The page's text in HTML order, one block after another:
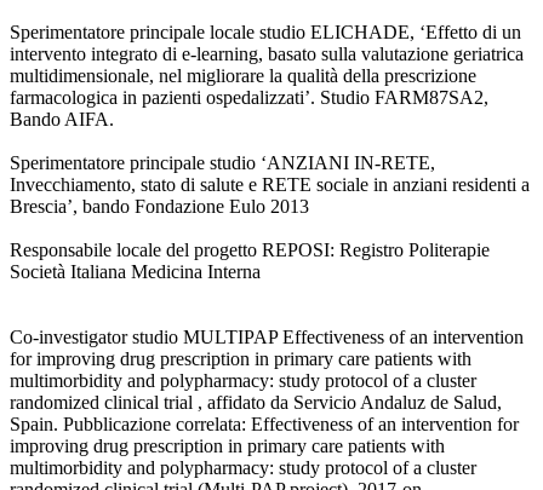
Sperimentatore principale locale studio ELICHADE, ‘Effetto di un
intervento integrato di e-learning, basato sulla valutazione geriatrica
multidimensionale, nel migliorare la qualità della prescrizione
farmacologica in pazienti ospedalizzati’. Studio FARM87SA2,
Bando AIFA.
Sperimentatore principale studio ‘ANZIANI IN-RETE,
Invecchiamento, stato di salute e RETE sociale in anziani residenti a
Brescia’, bando Fondazione Eulo 2013
Responsabile locale del progetto REPOSI: Registro Politerapie
Società Italiana Medicina Interna
Co-investigator studio MULTIPAP Effectiveness of an intervention
for improving drug prescription in primary care patients with
multimorbidity and polypharmacy: study protocol of a cluster
randomized clinical trial , affidato da Servicio Andaluz de Salud,
Spain. Pubblicazione correlata: Effectiveness of an intervention for
improving drug prescription in primary care patients with
multimorbidity and polypharmacy: study protocol of a cluster